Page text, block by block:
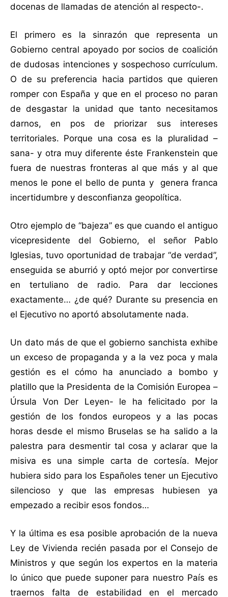
docenas de llamadas de atención al respecto-.
El primero es la sinrazón que representa un
Gobierno central apoyado por socios de coalición
de dudosas intenciones y sospechoso currículum.
O de su preferencia hacia partidos que quieren
romper con España y que en el proceso no paran
de desgastar la unidad que tanto necesitamos
darnos, en pos de priorizar sus intereses
territoriales. Porque una cosa es la pluralidad –
sana- y otra muy diferente éste Frankenstein que
fuera de nuestras fronteras al que más y al que
menos le pone el bello de punta y genera franca
incertidumbre y desconfianza geopolítica.
Otro ejemplo de “bajeza” es que cuando el antiguo
vicepresidente del Gobierno, el señor Pablo
Iglesias, tuvo oportunidad de trabajar “de verdad”,
enseguida se aburrió y optó mejor por convertirse
en tertuliano de radio. Para dar lecciones
exactamente… ¿de qué? Durante su presencia en
el Ejecutivo no aportó absolutamente nada.
Un dato más de que el gobierno sanchista exhibe
un exceso de propaganda y a la vez poca y mala
gestión es el cómo ha anunciado a bombo y
platillo que la Presidenta de la Comisión Europea –
Úrsula Von Der Leyen- le ha felicitado por la
gestión de los fondos europeos y a las pocas
horas desde el mismo Bruselas se ha salido a la
palestra para desmentir tal cosa y aclarar que la
misiva es una simple carta de cortesía. Mejor
hubiera sido para los Españoles tener un Ejecutivo
silencioso y que las empresas hubiesen ya
empezado a recibir esos fondos…
Y la última es esa posible aprobación de la nueva
Ley de Vivienda recién pasada por el Consejo de
Ministros y que según los expertos en la materia
lo único que puede suponer para nuestro País es
traernos falta de estabilidad en el mercado